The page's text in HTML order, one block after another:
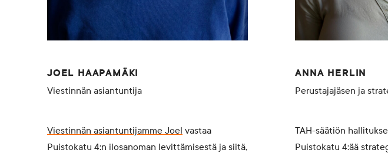
JOEL HAAPAMÄKI
Viestinnän asiantuntija
Viestinnän asiantuntijamme Joel vastaa
Puistokatu 4:n ilosanoman levittämisestä ja siitä,
ANNA HERLIN
Perustajajäsen ja
TAH-säätiön
Puistokatu 4:ää